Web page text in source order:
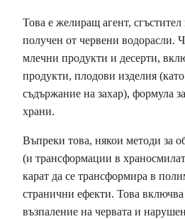
Това е желиращ агент, сгъстител
получен от червени водорасли.
млечни продукти и десерти,
продукти, плодови изделия
съдържание на захар), формула
храни.
Въпреки това, някои методи за
(и трансформации в
карат да се трансформира в
странични ефекти. Това
възпаление на червата и